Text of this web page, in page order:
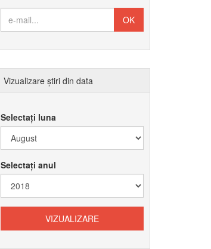
Vizualizare știri din data
Selectați luna
Selectați anul